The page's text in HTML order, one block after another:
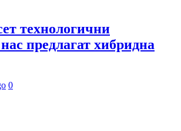
технологични
предлагат хибридна
0